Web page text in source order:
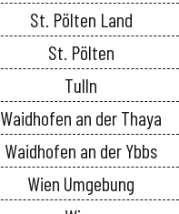
St. Pölten Land
St. Pölten
Tulln
Waidhofen an der Thaya
Waidhofen an der Ybbs
Wien Umgebung